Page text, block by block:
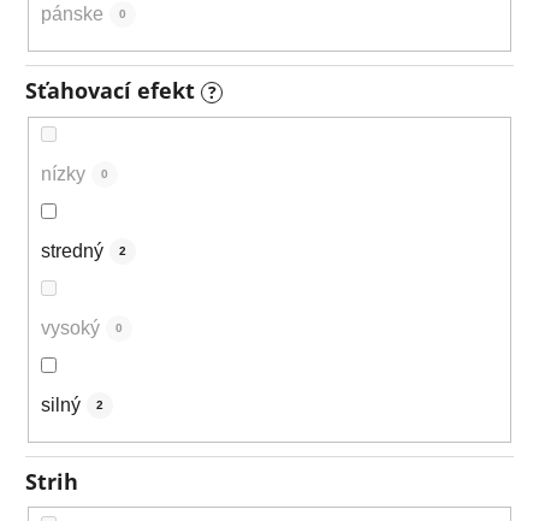
pánske 0
Sťahovací efekt ?
nízky 0
stredný 2
vysoký 0
silný 2
Strih